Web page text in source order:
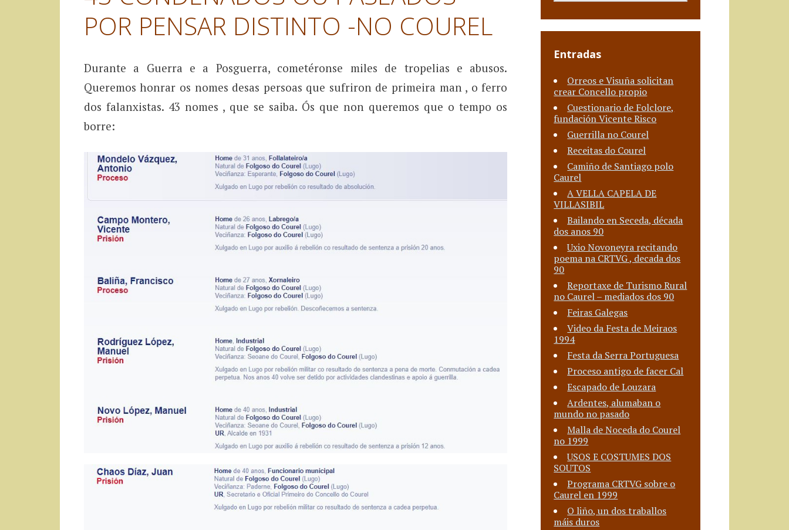
POR PENSAR DISTINTO -NO COUREL
Durante a Guerra e a Posguerra, cometéronse miles de tropelias e abusos.
Queremos honrar os nomes desas persoas que sufriron de primeira man , o ferro
dos falanxistas. 43 nomes , que se saiba. Ós que non queremos que o tempo os
borre:
Entradas
Orreos e Visuña solicitan
crear Concello propio
Cuestionario de Folclore,
fundación Vicente Risco
Guerrilla no Courel
Receitas do Courel
Camiño de Santiago polo
Caurel
A VELLA CAPELA DE
VILLASIBIL
Bailando en Seceda, década
dos anos 90
Uxio Novoneyra recitando
poema na CRTVG , decada dos
90
Reportaxe de Turismo Rural
no Caurel – mediados dos 90
Feiras Galegas
Video da Festa de Meiraos
1994
Festa da Serra Portuguesa
Proceso antigo de facer Cal
Escapado de Louzara
Ardentes, alumaban o
mundo no pasado
Malla de Noceda do Courel
no 1999
USOS E COSTUMES DOS
SOUTOS
Programa CRTVG sobre o
Caurel en 1999
O liño, un dos traballos
máis duros